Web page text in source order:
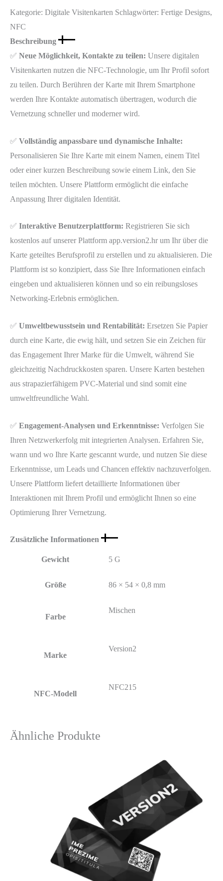
Kategorie: Digitale Visitenkarten Schlagwörter: Fertige Designs,
NFC
Beschreibung
✅ Neue Möglichkeit, Kontakte zu teilen: Unsere digitalen
Visitenkarten nutzen die NFC-Technologie, um Ihr Profil sofort
zu teilen. Durch Berühren der Karte mit Ihrem Smartphone
werden Ihre Kontakte automatisch übertragen, wodurch die
Vernetzung schneller und moderner wird.
✅ Vollständig anpassbare und dynamische Inhalte:
Personalisieren Sie Ihre Karte mit einem Namen, einem Titel
oder einer kurzen Beschreibung sowie einem Link, den Sie
teilen möchten. Unsere Plattform ermöglicht die einfache
Anpassung Ihrer digitalen Identität.
✅ Interaktive Benutzerplattform: Registrieren Sie sich
kostenlos auf unserer Plattform app.version2.hr um Ihr über die
Karte geteiltes Berufsprofil zu erstellen und zu aktualisieren. Die
Plattform ist so konzipiert, dass Sie Ihre Informationen einfach
eingeben und aktualisieren können und so ein reibungsloses
Networking-Erlebnis ermöglichen.
✅ Umweltbewusstsein und Rentabilität: Ersetzen Sie Papier
durch eine Karte, die ewig hält, und setzen Sie ein Zeichen für
das Engagement Ihrer Marke für die Umwelt, während Sie
gleichzeitig Nachdruckkosten sparen. Unsere Karten bestehen
aus strapazierfähigem PVC-Material und sind somit eine
umweltfreundliche Wahl.
✅ Engagement-Analysen und Erkenntnisse: Verfolgen Sie
Ihren Netzwerkerfolg mit integrierten Analysen. Erfahren Sie,
wann und wo Ihre Karte gescannt wurde, und nutzen Sie diese
Erkenntnisse, um Leads und Chancen effektiv nachzuverfolgen.
Unsere Plattform liefert detaillierte Informationen über
Interaktionen mit Ihrem Profil und ermöglicht Ihnen so eine
Optimierung Ihrer Vernetzung.
Zusätzliche Informationen
Gewicht 5 G
Größe 86 × 54 × 0,8 mm
Farbe
Mischen
Marke
Version2
NFC-Modell
NFC215
Ähnliche Produkte